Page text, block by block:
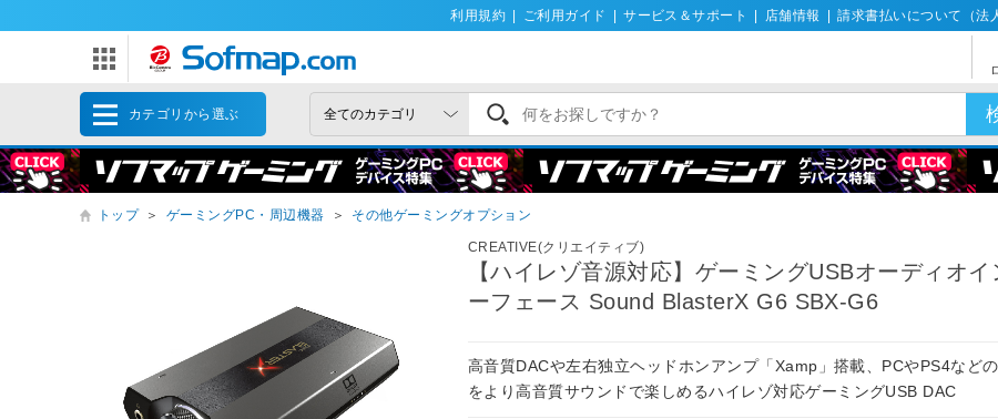
利用規約 ご利用ガイド サービス＆サポート 店舗情報 請求書払いについて（法
カテゴリから選ぶ
トップ ＞ ゲーミングPC・周辺機器 ＞ その他ゲーミングオプション
CREATIVE(クリエイティブ)
【ハイレゾ音源対応】ゲーミングUSBオーディオイ
ーフェース Sound BlasterX G6 SBX-G6
高音質DACや左右独立ヘッドホンアンプ「Xamp」搭載、PCやPS4など
をより高音質サウンドで楽しめるハイレゾ対応ゲーミングUSB DAC